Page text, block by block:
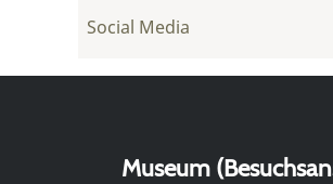
Social Media
Museum